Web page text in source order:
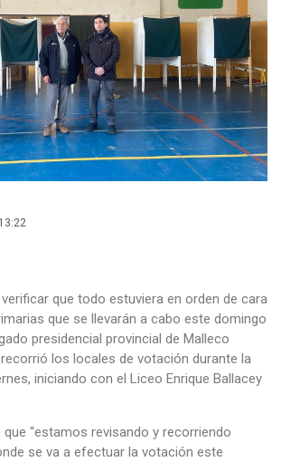
13:22
que todo estuviera en orden de cara
que se llevarán a cabo este domingo
presidencial provincial de Malleco
los locales de votación durante la
iniciando con el Liceo Enrique Ballacey
“estamos revisando y recorriendo
se va a efectuar la votación este